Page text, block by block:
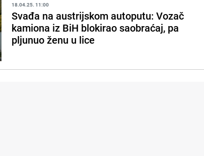
18.04.25. 11:00
Svađa na austrijskom autoputu: Vozač
kamiona iz BiH blokirao saobraćaj, pa
pljunuo ženu u lice